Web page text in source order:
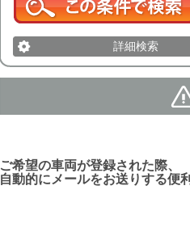
詳細検索
ご希望の車両が登録された際、
自動的にメールをお送りする便